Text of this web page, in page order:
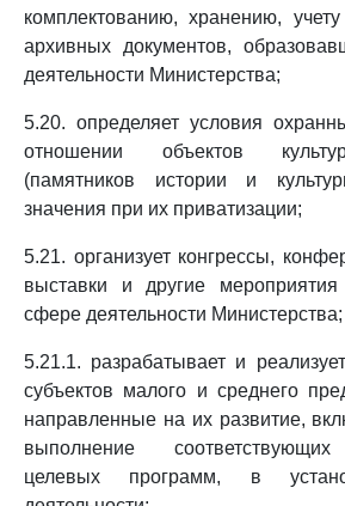
комплектованию, хранению,
архивных документов,
деятельности Министерства;
5.20. определяет условия
отношении объектов
(памятников истории и
значения при их приватизации;
5.21. организует конгрессы,
выставки и другие
сфере деятельности Министерства;
5.21.1. разрабатывает и
субъектов малого и среднего
направленные на их развитие,
выполнение
целевых программ, в